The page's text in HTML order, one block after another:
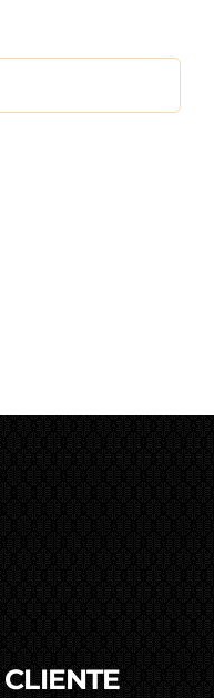
CLIENTE